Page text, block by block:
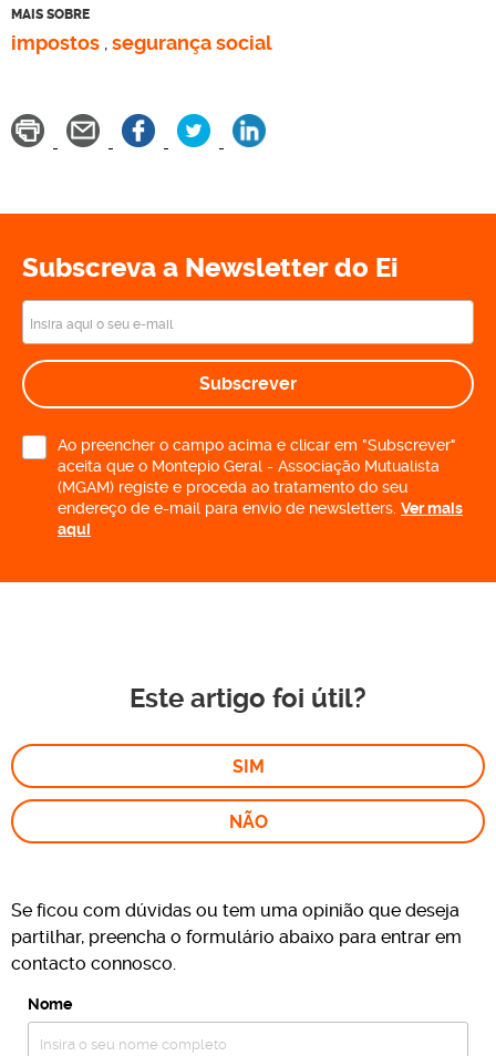
MAIS SOBRE
impostos , segurança social
Subscreva a Newsletter do Ei
Subscrever
Ao preencher o campo acima e clicar em "Subscrever"
aceita que o Montepio Geral - Associação Mutualista
(MGAM) registe e proceda ao tratamento do seu
endereço de e-mail para envio de newsletters. Ver mais
aqui
Este artigo foi útil?
SIM
NÃO
Se ficou com dúvidas ou tem uma opinião que deseja
partilhar, preencha o formulário abaixo para entrar em
contacto connosco.
Nome